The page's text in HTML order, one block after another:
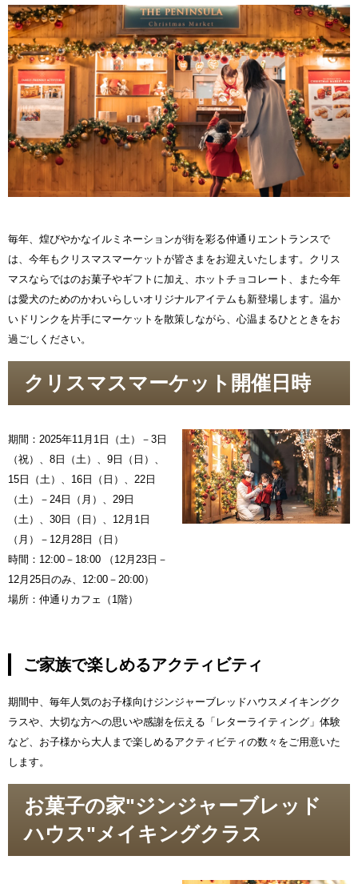
毎年、煌びやかなイルミネーションが街を彩る仲通りエントランスで
は、今年もクリスマスマーケットが皆さまをお迎えいたします。クリス
マスならではのお菓子やギフトに加え、ホットチョコレート、また今年
は愛犬のためのかわいらしいオリジナルアイテムも新登場します。温か
いドリンクを片手にマーケットを散策しながら、心温まるひとときをお
過ごしください。
クリスマスマーケット開催日時
期間：2025年11月1日（土）－3日
（祝）、8日（土）、9日（日）、
15日（土）、16日（日）、22日
（土）－24日（月）、29日
（土）、30日（日）、12月1日
（月）－12月28日（日）
時間：12:00－18:00 （12月23日－
12月25日のみ、12:00－20:00）
場所：仲通りカフェ（1階）
ご家族で楽しめるアクティビティ
期間中、毎年人気のお子様向けジンジャーブレッドハウスメイキングク
ラスや、大切な方への思いや感謝を伝える「レターライティング」体験
など、お子様から大人まで楽しめるアクティビティの数々をご用意いた
します。
お菓子の家"ジンジャーブレッド
ハウス"メイキングクラス